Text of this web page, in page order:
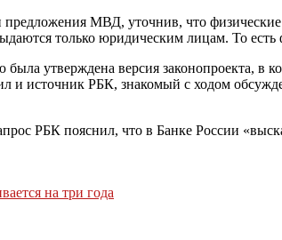
МВД, уточнив, что физические
только юридическим лицам. То
была утверждена версия законопроекта,
источник РБК, знакомый с ходом
РБК пояснил, что в Банке России
на три года